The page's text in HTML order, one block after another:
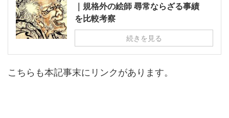
｜規格外の絵師 尋常ならざる事績
を比較考察
続きを見る
こちらも本記事末にリンクがあります。